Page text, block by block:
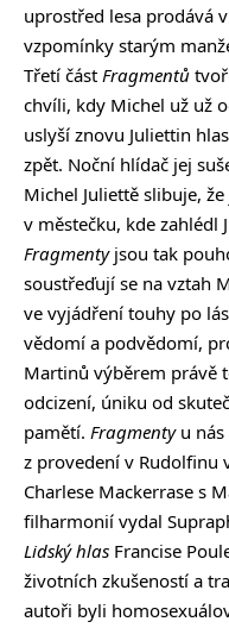
uprostřed lesa prodává
vzpomínky starým
Třetí část Fragmentů
chvíli, kdy Michel už už
uslyší znovu Juliettin
zpět. Noční hlídač jej
Michel Juliettě slibuje,
v městečku, kde zahlédl
Fragmenty jsou tak
soustřeďují se na vztah
ve vyjádření touhy po
vědomí a podvědomí,
Martinů výběrem právě
odcizení, úniku od
pamětí. Fragmentyu nás
z provedení v Rudolfinu
Charlese Mackerrase s
filharmonií vydal
Lidský hlas Francise
životních zkušeností a
autoři byli